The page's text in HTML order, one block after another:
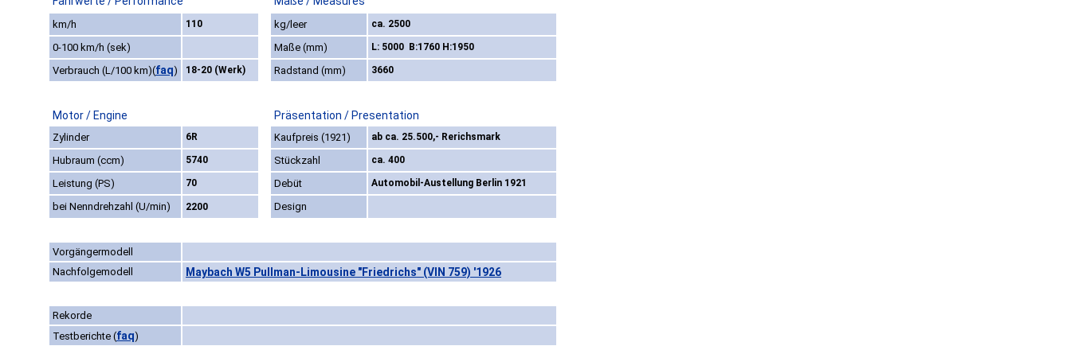
km/h 110 kg/leer ca. 2500
0-100 km/h (sek) Maße (mm) L: 5000 B:1760 H:1950
Verbrauch (L/100 km)(faq) 18-20 (Werk) Radstand (mm) 3660
Motor / Engine Präsentation / Presentation
Zylinder 6R Kaufpreis (1921) ab ca. 25.500,- Rerichsmark
Hubraum (ccm) 5740 Stückzahl ca. 400
Leistung (PS) 70 Debüt Automobil-Austellung Berlin 1921
bei Nenndrehzahl (U/min) 2200 Design
Vorgängermodell
Nachfolgemodell
Maybach W5 Pullman-Limousine "Friedrichs" (VIN 759) '1926
Rekorde
Testberichte (faq)